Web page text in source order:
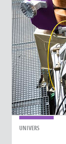
UNIVERS